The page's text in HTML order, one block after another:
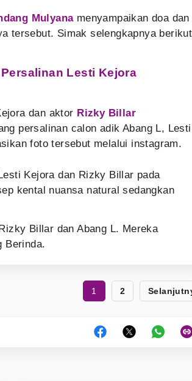
Mulyanamenyampaikan doa dan
tersebut. Simak selengkapnya berikut
Persalinan Lesti Kejora
dan aktor Rizky Billar
persalinan calon adik Abang L, Lesti
foto tersebut melalui instagram.
Kejora dan Rizky Billar pada
kental nuansa natural sedangkan
Billar dan Abang L. Mereka
Berinda.
1 2